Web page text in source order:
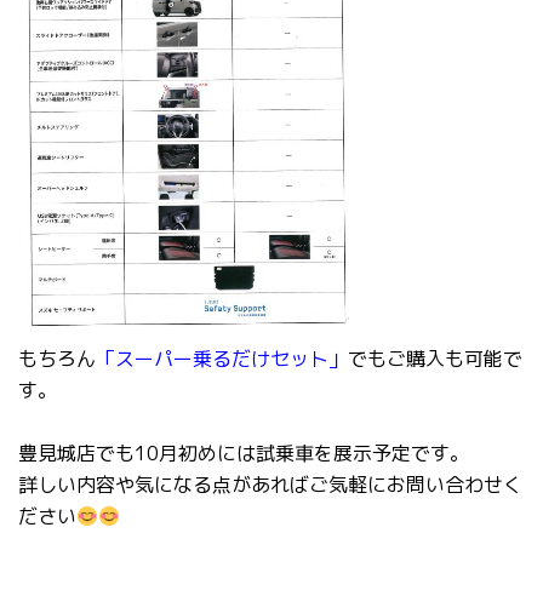
もちろん 「スーパー乗るだけセット」 でもご購入も可能で
す。
豊見城店でも10月初めには試乗車を展示予定です。
詳しい内容や気になる点があればご気軽にお問い合わせく
ださい